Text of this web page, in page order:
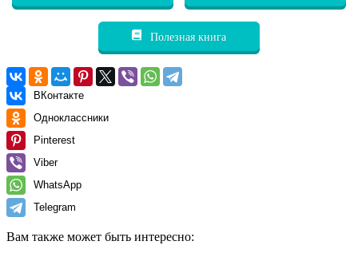
Полезная книга
ВКонтакте
Одноклассники
Pinterest
Viber
WhatsApp
Telegram
Вам также может быть интересно: